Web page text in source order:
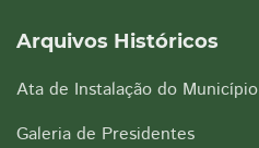
Arquivos Históricos
Ata de Instalação do Município
Galeria de Presidentes